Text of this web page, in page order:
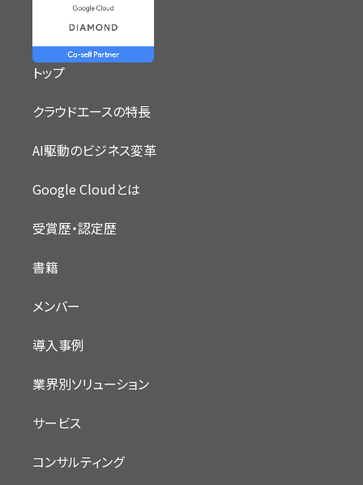
トップ
クラウドエースの特長
AI駆動のビジネス変革
Google Cloudとは
受賞歴・認定歴
書籍
メンバー
導入事例
業界別ソリューション
サービス
コンサルティング